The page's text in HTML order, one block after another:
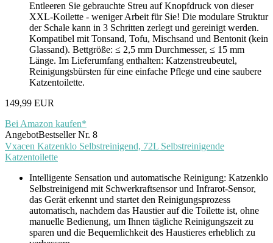
Entleeren Sie gebrauchte Streu auf Knopfdruck von dieser
XXL-Koilette - weniger Arbeit für Sie! Die modulare Struktur
der Schale kann in 3 Schritten zerlegt und gereinigt werden.
Kompatibel mit Tonsand, Tofu, Mischsand und Bentonit (kein
Glassand). Bettgröße: ≤ 2,5 mm Durchmesser, ≤ 15 mm
Länge. Im Lieferumfang enthalten: Katzenstreubeutel,
Reinigungsbürsten für eine einfache Pflege und eine saubere
Katzentoilette.
149,99 EUR
Bei Amazon kaufen*
AngebotBestseller Nr. 8
Vxacen Katzenklo Selbstreinigend, 72L Selbstreinigende
Katzentoilette
Intelligente Sensation und automatische Reinigung: Katzenklo
Selbstreinigend mit Schwerkraftsensor und Infrarot-Sensor,
das Gerät erkennt und startet den Reinigungsprozess
automatisch, nachdem das Haustier auf die Toilette ist, ohne
manuelle Bedienung, um Ihnen tägliche Reinigungszeit zu
sparen und die Bequemlichkeit des Haustieres erheblich zu